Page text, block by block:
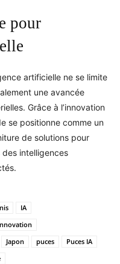
pour
artificielle ne se limite
une avancée
Grâce à l’innovation
se positionne comme un
de solutions pour
intelligences
IA
Japon puces
Puces IA